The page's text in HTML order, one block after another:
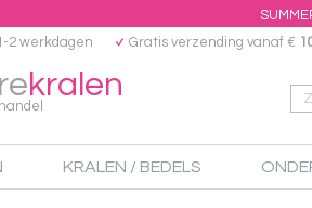
kralen
2 werkdagen Gratis verzending vanaf €
KRALEN / BEDELS